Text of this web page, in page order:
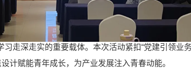
深走实的重要载体。本次活动紧扣“党建引领业
计赋能青年成长，为产业发展注入青春动能。